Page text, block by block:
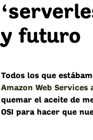
y futuro
Todos los que
Amazon Web
quemar el aceite de
OSI para hacer que